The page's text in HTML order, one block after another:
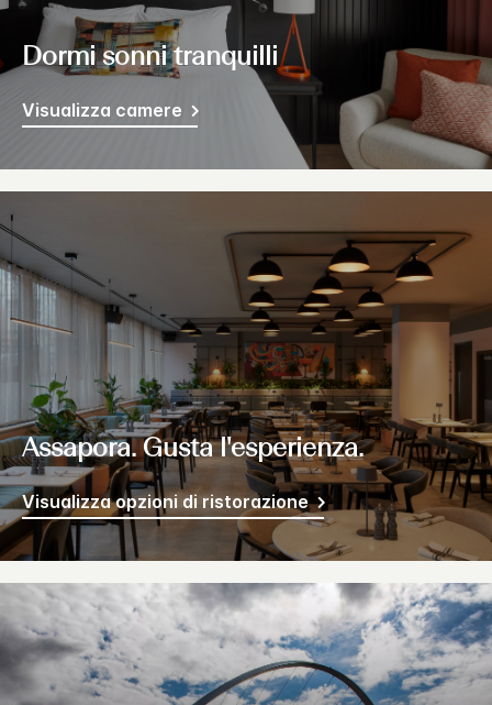
Dormi sonni tranquilli
Visualizza camere
Assapora. Gusta l'esperienza.
Visualizza opzioni di ristorazione